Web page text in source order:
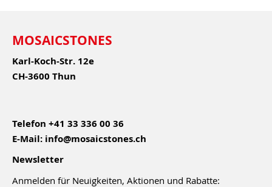
MOSAICSTONES
Karl-Koch-Str. 12e
CH-3600 Thun
Telefon +41 33 336 00 36
E-Mail: info@mosaicstones.ch
Newsletter
Anmelden für Neuigkeiten, Aktionen und Rabatte: